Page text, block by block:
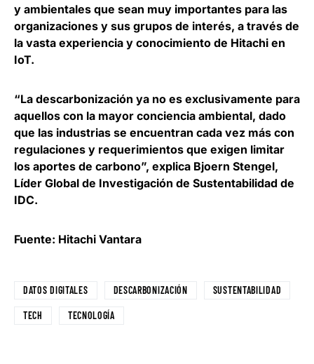
y ambientales que sean muy importantes para las
organizaciones y sus grupos de interés, a través de
la vasta experiencia y conocimiento de Hitachi en
IoT.
“La descarbonización ya no es exclusivamente para
aquellos con la mayor conciencia ambiental, dado
que las industrias se encuentran cada vez más con
regulaciones y requerimientos que exigen limitar
los aportes de carbono”, explica Bjoern Stengel,
Líder Global de Investigación de Sustentabilidad de
IDC.
Fuente: Hitachi Vantara
DATOS DIGITALES DESCARBONIZACIÓN SUSTENTABILIDAD
TECH TECNOLOGÍA